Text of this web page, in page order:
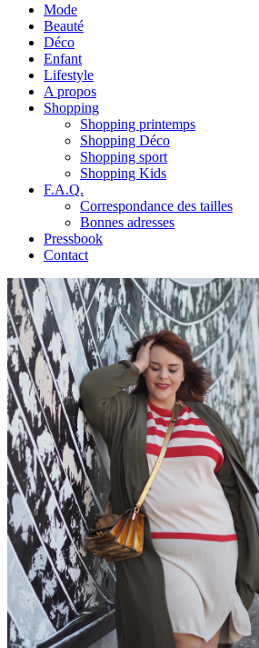
Mode
Beauté
Déco
Enfant
Lifestyle
A propos
Shopping
Shopping printemps
Shopping Déco
Shopping sport
Shopping Kids
F.A.Q.
Correspondance des tailles
Bonnes adresses
Pressbook
Contact